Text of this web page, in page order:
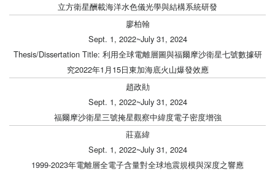
立方衛星酬載海洋水色儀光學與結構系統研發
廖柏翰
Sept. 1, 2022~July 31, 2024
Thesis/Dissertation Title: 利用全球電離層圖與福爾摩沙衛星七號數據研
究2022年1月15日東加海底火山爆發效應
趙政勛
Sept. 1, 2022~July 31, 2024
福爾摩沙衛星三號掩星觀察中緯度電子密度增強
莊嘉緯
Sept. 1, 2022~July 31, 2024
1999-2023年電離層全電子含量對全球地震規模與深度之響應